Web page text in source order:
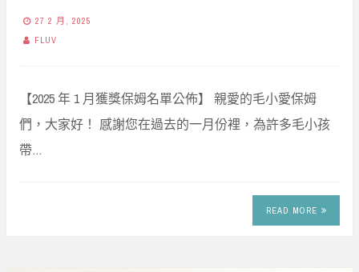
27 2 月, 2025
FLUV
【2025 年 1 月獲獎保姆名單公佈】 親愛的毛小愛保姆
們，大家好！ 感謝您在過去的一月份裡，為許多毛小孩
帶…
READ MORE